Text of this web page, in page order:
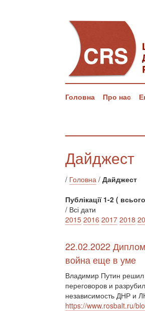
Головна Про нас
Дайджест
/ Головна / Дайджест
Публікації 1-2 (
/ Всі дати
2015 2016 2017 2018
22.02.2022
война еще в уме
Владимир Путин
переговоров и
независимость ДНР и
https://www.rosbalt.ru/